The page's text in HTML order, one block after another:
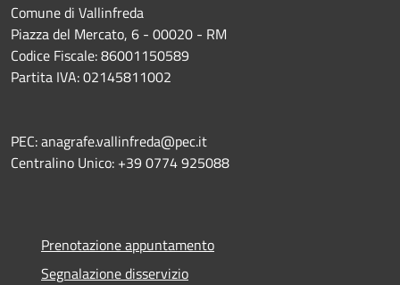
Comune di Vallinfreda
Piazza del Mercato, 6 - 00020 - RM
Codice Fiscale: 86001150589
Partita IVA: 02145811002
PEC: anagrafe.vallinfreda@pec.it
Centralino Unico: +39 0774 925088
Prenotazione appuntamento
Segnalazione disservizio